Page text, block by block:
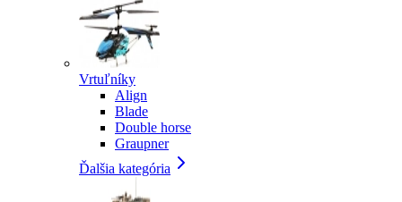
Vrtuľníky
Align
Blade
Double horse
Graupner
Ďalšia kategória